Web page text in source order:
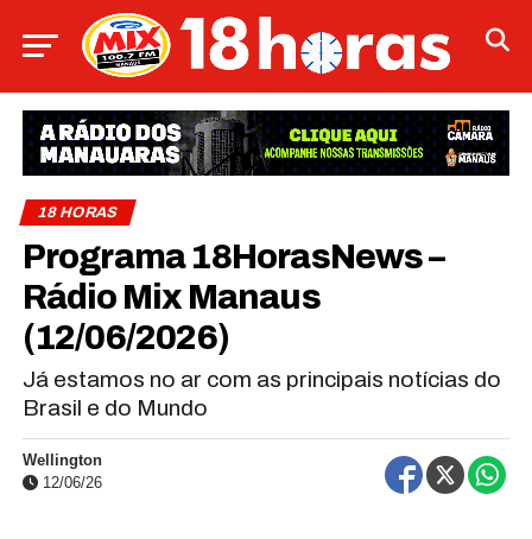
18 HORAS
Programa 18HorasNews​​​​​​​​​​​​ –
Rádio Mix Manaus
(12/06/2026)
Já estamos no ar com as principais notícias do
Brasil e do Mundo
Wellington
12/06/26